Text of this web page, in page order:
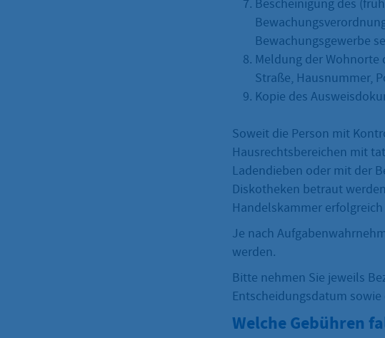
Bescheinigung des
Bewachungsgewerbe
Meldung der
Straße, Hausnummer,
Kopie des
Soweit die Person mit
Hausrechtsbereichen mit
Ladendieben oder mit der
Diskotheken betraut
Handelskammer
Je nach
werden.
Bitte nehmen Sie jeweils
Entscheidungsdatum
Welche Gebühren